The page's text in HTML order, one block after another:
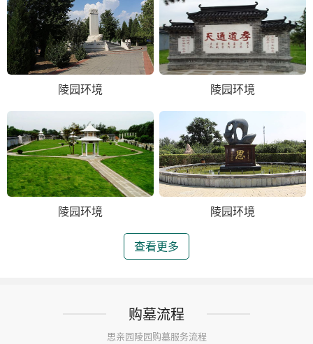
陵园环境 陵园环境
陵园环境 陵园环境
查看更多
购墓流程
思亲园陵园购墓服务流程